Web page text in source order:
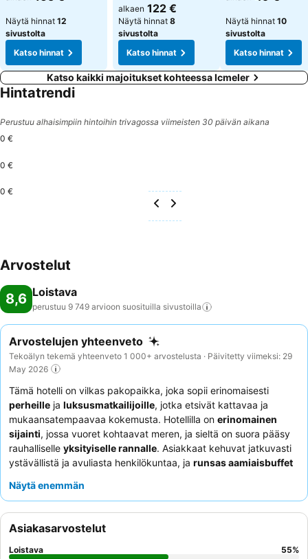
Näytä hinnat 12
sivustolta
Katso hinnat
Katso hinnat
alkaen 122 €
Näytä hinnat 8
sivustolta
Katso hinnat
Näytä hinnat 10
sivustolta
Katso hinnat
Katso kaikki majoitukset kohteessa Icmeler
Hintatrendi
Perustuu alhaisimpiin hintoihin trivagossa viimeisten 30 päivän aikana
0 €
0 €
0 €
Arvostelut
8,6 Loistava
perustuu 9 749 arvioon suosituilla sivustoilla
Arvostelujen yhteenveto
Tekoälyn tekemä yhteenveto 1 000+ arvostelusta · Päivitetty viimeksi: 29
May 2026
Tämä hotelli on vilkas pakopaikka, joka sopii erinomaisesti
perheille ja luksusmatkailijoille, jotka etsivät kattavaa ja
mukaansatempaavaa kokemusta. Hotellilla on erinomainen
sijainti, jossa vuoret kohtaavat meren, ja sieltä on suora pääsy
rauhalliselle yksityiselle rannalle. Asiakkaat kehuvat jatkuvasti
ystävällistä ja avuliasta henkilökuntaa, ja runsas aamiaisbuffet
vaihtoehtoja. Parhaan kokemuksen saamiseksi harkitse
rauhallisen tunnelman takaamiseksi.
Näytä enemmän
Asiakasarvostelut
Loistava 55%